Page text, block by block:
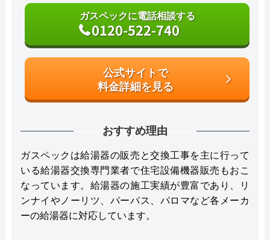
ガスペックに電話相談する
0120-522-740
公式サイトで
料金詳細を見る
おすすめ理由
ガスペックは給湯器の販売と交換工事を主に行って
いる給湯器交換専門業者で住宅設備機器販売もおこ
なっています。給湯器の施工実績が豊富であり、リ
ンナイやノーリツ、パーパス、パロマなど各メーカ
ーの給湯器に対応しています。